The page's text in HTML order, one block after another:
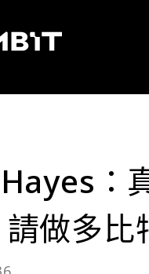
：
做多比